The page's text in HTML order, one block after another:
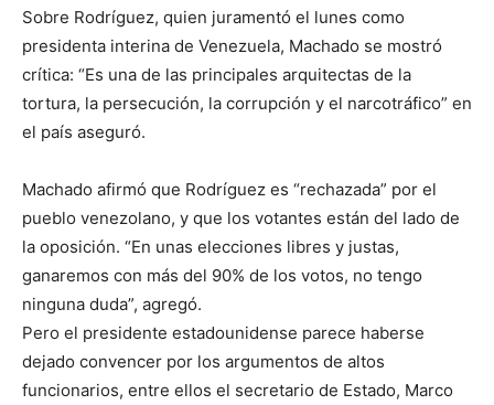
Sobre Rodríguez, quien juramentó el lunes como
presidenta interina de Venezuela, Machado se mostró
crítica: “Es una de las principales arquitectas de la
tortura, la persecución, la corrupción y el narcotráfico” en
el país aseguró.
Machado afirmó que Rodríguez es “rechazada” por el
pueblo venezolano, y que los votantes están del lado de
la oposición. “En unas elecciones libres y justas,
ganaremos con más del 90% de los votos, no tengo
ninguna duda”, agregó.
Pero el presidente estadounidense parece haberse
dejado convencer por los argumentos de altos
funcionarios, entre ellos el secretario de Estado, Marco